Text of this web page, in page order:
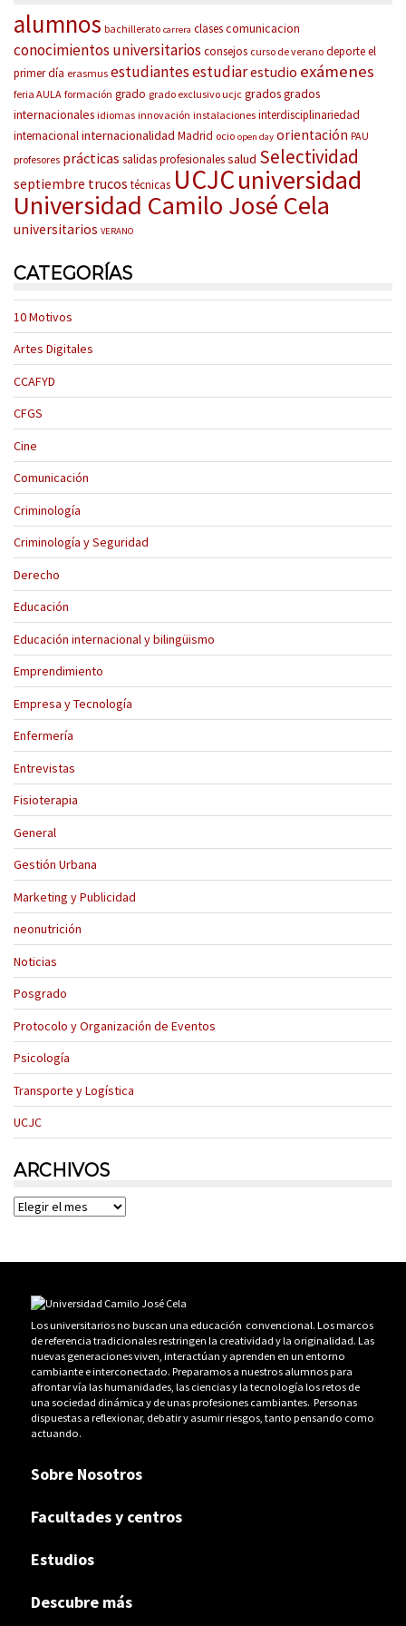
alumnos bachillerato carrera clasescomunicacion
conocimientos universitariosconsejos curso de verano deporteel
primer día erasmus estudiantesestudiarestudio exámenes
feria AULA formación grado grado exclusivo ucjc gradosgrados
internacionales idiomas innovación instalaciones interdisciplinariedad
internacionalinternacionalidad Madrid ocio open day orientación PAU
profesores prácticas salidas profesionalessalud Selectividad
septiembre trucos técnicas UCJCuniversidad
Universidad Camilo José Cela
universitarios VERANO
CATEGORÍAS
10 Motivos
Artes Digitales
CCAFYD
CFGS
Cine
Comunicación
Criminología
Criminología y Seguridad
Derecho
Educación
Educación internacional y bilingüismo
Emprendimiento
Empresa y Tecnología
Enfermería
Entrevistas
Fisioterapia
General
Gestión Urbana
Marketing y Publicidad
neonutrición
Noticias
Posgrado
Protocolo y Organización de Eventos
Psicología
Transporte y Logística
UCJC
ARCHIVOS
Archivos
Los universitarios no buscan una educación convencional. Los marcos
de referencia tradicionales restringen la creatividad y la originalidad. Las
nuevas generaciones viven, interactúan y aprenden en un entorno
cambiante e interconectado. Preparamos a nuestros alumnos para
afrontar vía las humanidades, las ciencias y la tecnología los retos de
una sociedad dinámica y de unas profesiones cambiantes. Personas
dispuestas a reflexionar, debatir y asumir riesgos, tanto pensando como
actuando.
Sobre Nosotros
Facultades y centros
Estudios
Descubre más